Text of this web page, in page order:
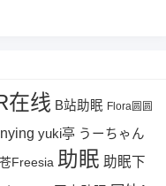
在线 B站助眠 Flora圆圆
yuki亭 うーちゃん
Freesia 助眠 助眠下